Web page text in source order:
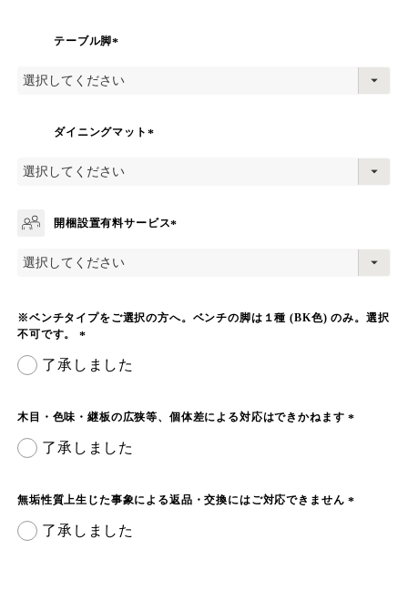
テーブル脚
必
ダイニングマット
開梱設置有料サービス
※ベンチタイプをご選択の方へ。ベンチの脚は１種 (BK色) のみ。選択
不可です。
必
了承しました
木目・色味・継板の広狭等、個体差による対応はできかねます
了承しました
無垢性質上生じた事象による返品・交換にはご対応できません
了承しました